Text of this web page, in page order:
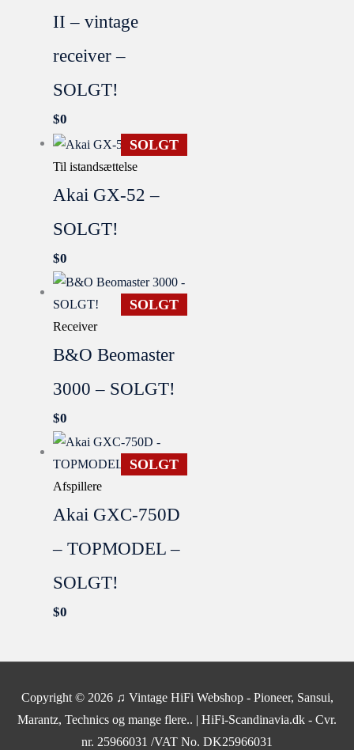
II – vintage
receiver –
SOLGT!
$0
SOLGT
Til istandsættelse
Akai GX-52 –
SOLGT!
$0
SOLGT
Receiver
B&O Beomaster
3000 – SOLGT!
$0
SOLGT
Afspillere
Akai GXC-750D
– TOPMODEL –
SOLGT!
$0
Copyright © 2026 ♫ Vintage HiFi Webshop - Pioneer, Sansui,
Marantz, Technics og mange flere.. | HiFi-Scandinavia.dk - Cvr.
nr. 25966031 /VAT No. DK25966031